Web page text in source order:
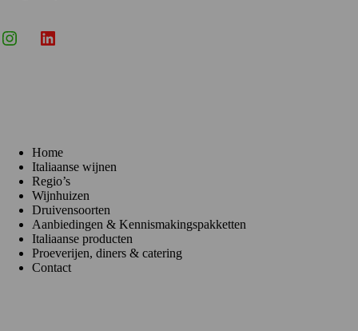
InstagramLinkedIn
Home
Italiaanse wijnen
Regio’s
Wijnhuizen
Druivensoorten
Aanbiedingen & Kennismakingspakketten
Italiaanse producten
Proeverijen, diners & catering
Contact